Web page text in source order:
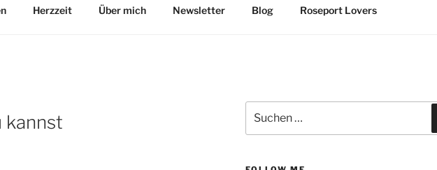
Herzzeit Über mich Newsletter Blog Roseport Lovers
kannst
nach: